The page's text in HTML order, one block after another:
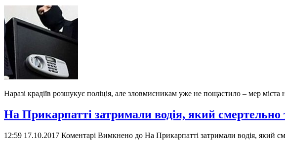
Наразі крадіїв розшукує поліція, але зловмисникам уже не пощастило – мер міста
На Прикарпатті затримали водія, який
12:59 17.10.2017 Коментарі Вимкнено до На Прикарпатті затримали водія, який